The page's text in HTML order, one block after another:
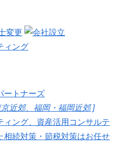
近郊、福岡・福岡近郊 ]
ィング、資産活用コンサルテ
相続対策・節税対策はお任せ